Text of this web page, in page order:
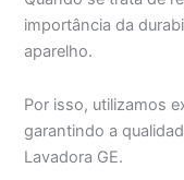
importância da
aparelho.
Por isso, utilizamos
garantindo a
Lavadora GE.